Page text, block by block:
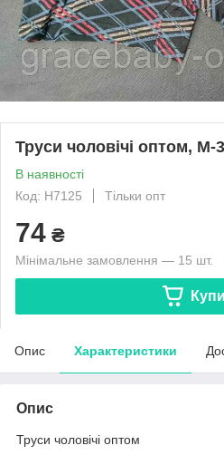
Труси чоловічі оптом,
В наявності
Код: H7125
Тільки опт
74 ₴
Мінімальне замовлення — 15 шт.
Опис Характеристики
Опис
Труси чоловічі оптом